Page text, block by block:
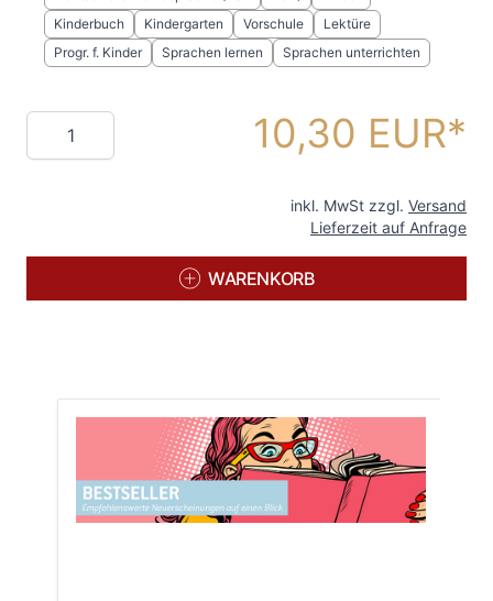
Kinderbuch
Kindergarten Vorschule
Lektüre
Progr. f. Kinder
Sprachen lernen Sprachen unterrichten
Menge 10,30 EUR
inkl. MwSt zzgl. Versand
Lieferzeit auf Anfrage
WARENKORB